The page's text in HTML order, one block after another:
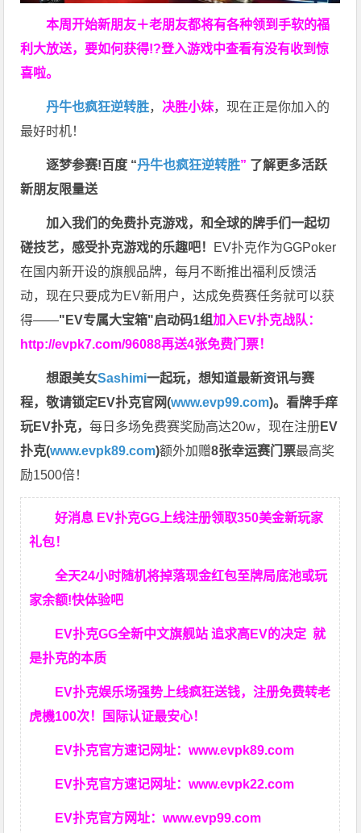
本周开始新朋友＋老朋友都将有各种领到手软的福
利大放送，要如何获得!?登入游戏中查看有没有收到惊
喜啦。
丹牛也疯狂逆转胜， 决胜小妹，现在正是你加入的
最好时机！
逐梦参赛!百度 “丹牛也疯狂逆转胜” 了解更多活跃
新朋友限量送
加入我们的免费扑克游戏，和全球的牌手们一起切
磋技艺，感受扑克游戏的乐趣吧！ EV扑克作为GGPoker
在国内新开设的旗舰品牌，每月不断推出福利反馈活
动，现在只要成为EV新用户，达成免费赛任务就可以获
得——"EV专属大宝箱"启动码1组加入EV扑克战队：
http://evpk7.com/96088再送4张免费门票！
想跟美女Sashimi一起玩，想知道最新资讯与赛
程，敬请锁定EV扑克官网(www.evp99.com)。看牌手痒
玩EV扑克，每日多场免费赛奖励高达20w，现在注册EV
扑克(www.evpk89.com)额外加赠8张幸运赛门票最高奖
励1500倍！
好消息 EV扑克GG上线注册领取350美金新玩家
礼包！
全天24小时随机将掉落现金红包至牌局底池或玩
家余额!快体验吧
EV扑克GG全新中文旗舰站 追求高EV的决定就
是扑克的本质
EV扑克娱乐场强势上线疯狂送钱，注册免费转老
虎機100次！国际认证最安心！
EV扑克官方速记网址：www.evpk89.com
EV扑克官方速记网址：www.evpk22.com
EV扑克官方网址：www.evp99.com